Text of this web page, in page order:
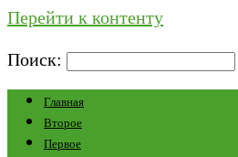
Перейти к контенту
Поиск:
Главная
Второе
Первое